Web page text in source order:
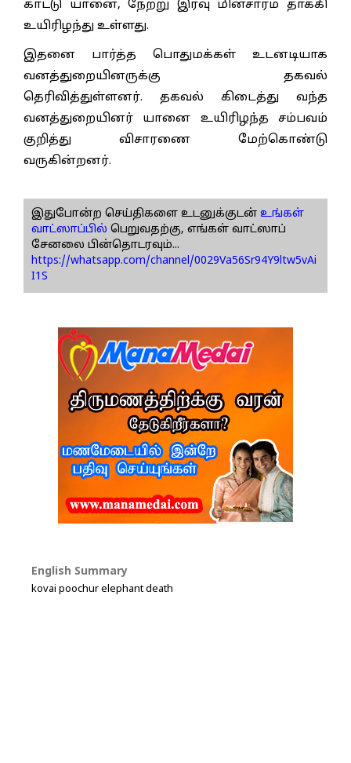
காட்டு யானை, நேற்று இரவு மின்சாரம் தாக்கி
உயிரிழந்து உள்ளது.
இதனை பார்த்த பொதுமக்கள் உடனடியாக
வனத்துறையினருக்கு தகவல்
தெரிவித்துள்ளனர். தகவல் கிடைத்து வந்த
வனத்துறையினர் யானை உயிரிழந்த சம்பவம்
குறித்து விசாரணை மேற்கொண்டு
வருகின்றனர்.
இதுபோன்ற செய்திகளை உடனுக்குடன் உங்கள்
வாட்ஸாப்பில் பெறுவதற்கு, எங்கள் வாட்ஸாப்
சேனலை பின்தொடரவும்...
https://whatsapp.com/channel/0029Va56Sr94Y9ltw5vAi
I1S
English Summary
kovai poochur elephant death